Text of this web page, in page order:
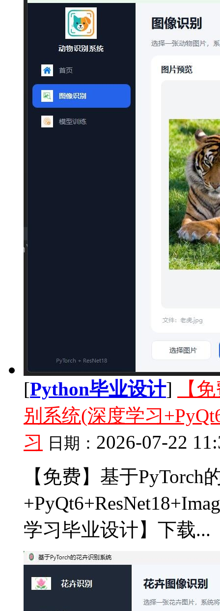
[Python毕业设计]
【
别系统(深度学习
习
日期： 2026-07-22
【免费】基于
学习毕业设计】下载...